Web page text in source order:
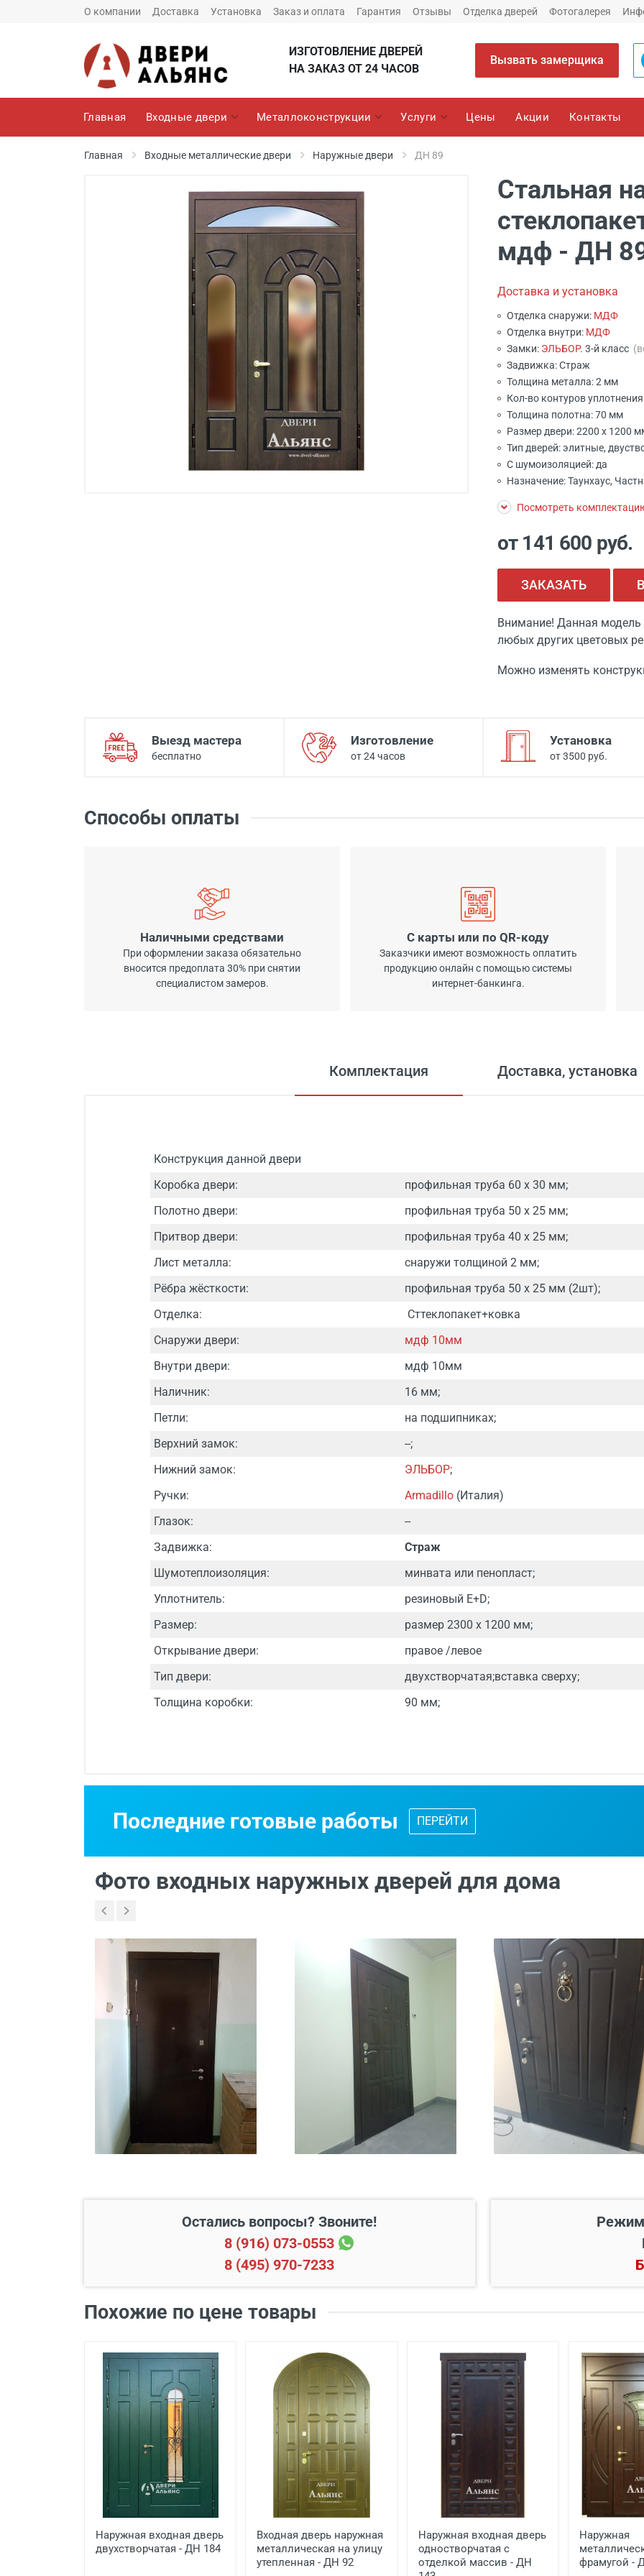
О компании Доставка Установка Заказ и оплата Гарантия Отзывы Отделка дверей Фотогалерея
ИЗГОТОВЛЕНИЕ ДВЕРЕЙ
НА ЗАКАЗ ОТ 24 ЧАСОВ
Вызвать замерщика
Главная Входные двери Металлоконструкции Услуги Цены Акции Контакты
Главная Входные металлические двери Наружные двери ДН 89
Стальная
мдф - ДН
Доставка и установка
Отделка снаружи: МДФ
Отделка внутри: МДФ
Замки: ЭЛЬБОР. 3-й класс
Задвижка: Страж
Толщина металла: 2 мм
Кол-во контуров
Толщина полотна: 70 мм
Размер двери: 2200 x 1200
Тип дверей: элитные,
С шумоизоляцией: да
Назначение: Таунхаус,
Посмотреть
от 141 600 руб.
ЗАКАЗАТЬ
Внимание! Данная модель
любых других цветовых
Можно изменять
Выезд мастера
бесплатно
Изготовление
от 24 часов
Установка
от 3500 руб.
Способы оплаты
Наличными средствами
При оформлении заказа обязательно
вносится предоплата 30% при снятии
специалистом замеров.
С карты или по QR-коду
Заказчики имеют возможность оплатить
продукцию онлайн с помощью системы
интернет-банкинга.
Комплектация Доставка, установка
Конструкция данной двери
Коробка двери:
профильная труба 60 х 30 мм;
Полотно двери:
профильная труба 50 х 25 мм;
Притвор двери:
профильная труба 40 х 25 мм;
Лист металла:
снаружи толщиной 2 мм;
Рёбра жёсткости:
профильная труба 50 х 25 мм (2шт);
Отделка:
Сттеклопакет+ковка
Снаружи двери:
мдф 10мм
Внутри двери:
мдф 10мм
Наличник:
16 мм;
Петли:
на подшипниках;
Верхний замок:
--;
Нижний замок:
ЭЛЬБОР;
Ручки:
Armadillo (Италия)
Глазок:
--
Задвижка:
Страж
Шумотеплоизоляция:
минвата или пенопласт;
Уплотнитель:
резиновый E+D;
Размер:
размер 2300 х 1200 мм;
Открывание двери:
правое /левое
Тип двери:
двухстворчатая;вставка сверху;
Толщина коробки:
90 мм;
Бесплатный выезд специалиста с каталогом входных дверей, образцами
В пределах МКАД и в радиусе 20 км от него Бесплатно*
Свыше 20 км от МКАД 45 руб./км
Подъем до квартиры 200 руб./этаж
Установка входной двери в готовый проем
Демонтаж старой деревянной двери от 600
Демонтаж старой металлической двери от 1000
Заделка швов монтажной пеной от 650
Расширение проема от 1500
Сварочные работы от 1000
Последние готовые работы ПЕРЕЙТИ
Фото входных наружных дверей для дома
Остались вопросы? Звоните!
8 (916) 073-0553
8 (495) 970-7233
Похожие по цене товары
Наружная входная дверь
двухстворчатая - ДН 184
Входная дверь наружная
металлическая на улицу
утепленная - ДН 92
Наружная входная дверь
одностворчатая с
отделкой массив - ДН
Наружная
фрамугой -